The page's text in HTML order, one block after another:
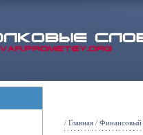
/ Главная / Финансовый